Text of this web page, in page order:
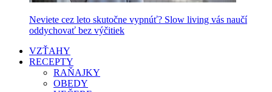
Neviete cez leto skutočne vypnúť? Slow living vás naučí
oddychovať bez výčitiek
VZŤAHY
RECEPTY
RAŇAJKY
OBEDY